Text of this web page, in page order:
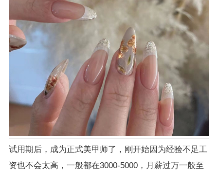
试用期后，成为正式美甲师了，刚开始因为经验不足工
资也不会太高，一般都在3000-5000，月薪过万一般至